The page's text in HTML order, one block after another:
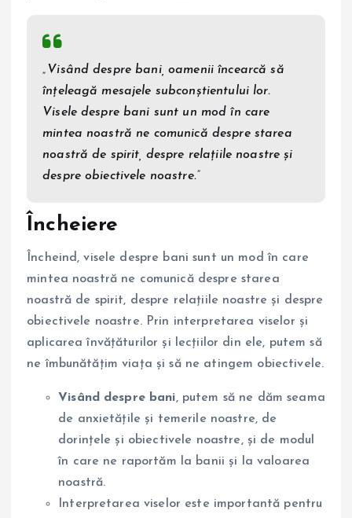
„Visând despre bani, oamenii încearcă să
înțeleagă mesajele subconștientului lor.
Visele despre bani sunt un mod în care
mintea noastră ne comunică despre starea
noastră de spirit, despre relațiile noastre și
despre obiectivele noastre.”
Încheiere
Încheind, visele despre bani sunt un mod în care
mintea noastră ne comunică despre starea
noastră de spirit, despre relațiile noastre și despre
obiectivele noastre. Prin interpretarea viselor și
aplicarea învățăturilor și lecțiilor din ele, putem să
ne îmbunătățim viața și să ne atingem obiectivele.
Visând despre bani, putem să ne dăm seama
de anxietățile și temerile noastre, de
dorințele și obiectivele noastre, și de modul
în care ne raportăm la banii și la valoarea
noastră.
Interpretarea viselor este importantă pentru